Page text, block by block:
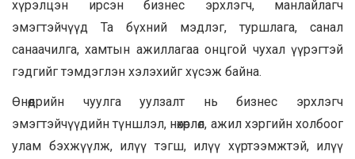
хүрэлцэн ирсэн бизнес эрхлэгч, манлайлагч
эмэгтэйчүүд Та бүхний мэдлэг, туршлага, санал
санаачилга, хамтын ажиллагаа онцгой чухал үүрэгтэй
гэдгийг тэмдэглэн хэлэхийг хүсэж байна.
Өнөөдрийн чуулга уулзалт нь бизнес эрхлэгч
эмэгтэйчүүдийн түншлэл, нөхөрлөл, ажил хэргийн холбоог
улам бэхжүүлж, илүү тэгш, илүү хүртээмжтэй, илүү